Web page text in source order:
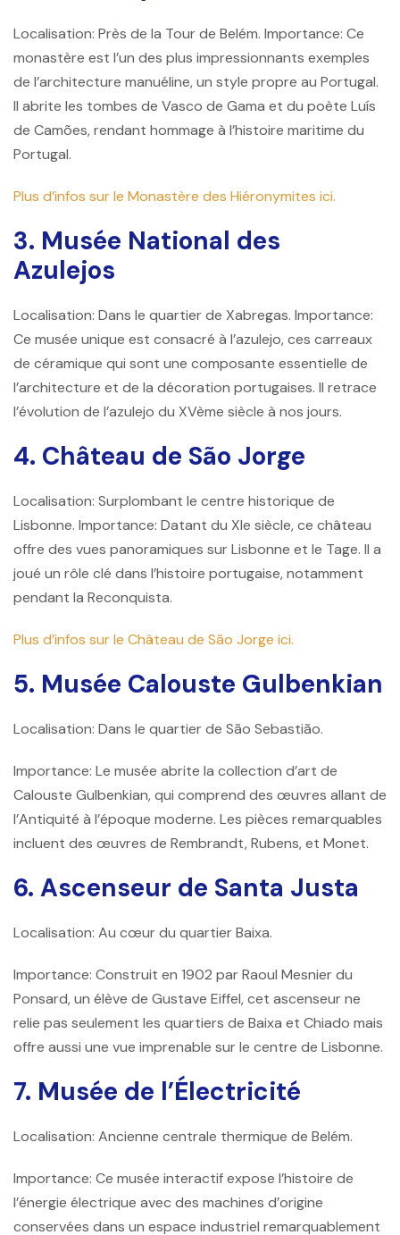
Localisation: Près de la Tour de Belém. Importance: Ce
monastère est l’un des plus impressionnants exemples
de l’architecture manuéline, un style propre au Portugal.
Il abrite les tombes de Vasco de Gama et du poète Luís
de Camões, rendant hommage à l’histoire maritime du
Portugal.
Plus d’infos sur le Monastère des Hiéronymites ici.
3. Musée National des
Azulejos
Localisation: Dans le quartier de Xabregas. Importance:
Ce musée unique est consacré à l’azulejo, ces carreaux
de céramique qui sont une composante essentielle de
l’architecture et de la décoration portugaises. Il retrace
l’évolution de l’azulejo du XVème siècle à nos jours.
4. Château de São Jorge
Localisation: Surplombant le centre historique de
Lisbonne. Importance: Datant du XIe siècle, ce château
offre des vues panoramiques sur Lisbonne et le Tage. Il a
joué un rôle clé dans l’histoire portugaise, notamment
pendant la Reconquista.
Plus d’infos sur le Château de São Jorge ici.
5. Musée Calouste Gulbenkian
Localisation: Dans le quartier de São Sebastião.
Importance: Le musée abrite la collection d’art de
Calouste Gulbenkian, qui comprend des œuvres allant de
l’Antiquité à l’époque moderne. Les pièces remarquables
incluent des œuvres de Rembrandt, Rubens, et Monet.
6. Ascenseur de Santa Justa
Localisation: Au cœur du quartier Baixa.
Importance: Construit en 1902 par Raoul Mesnier du
Ponsard, un élève de Gustave Eiffel, cet ascenseur ne
relie pas seulement les quartiers de Baixa et Chiado mais
offre aussi une vue imprenable sur le centre de Lisbonne.
7. Musée de l’Électricité
Localisation: Ancienne centrale thermique de Belém.
Importance: Ce musée interactif expose l’histoire de
l’énergie électrique avec des machines d’origine
conservées dans un espace industriel remarquablement